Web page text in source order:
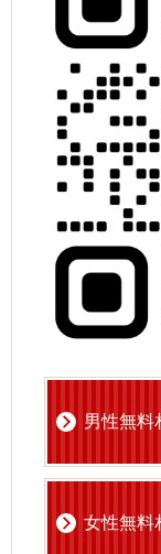
男性無料
女性無料